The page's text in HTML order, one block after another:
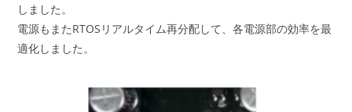
しました。
電源もまたRTOSリアルタイム再分配して、各電源部の効率を最
適化しました。